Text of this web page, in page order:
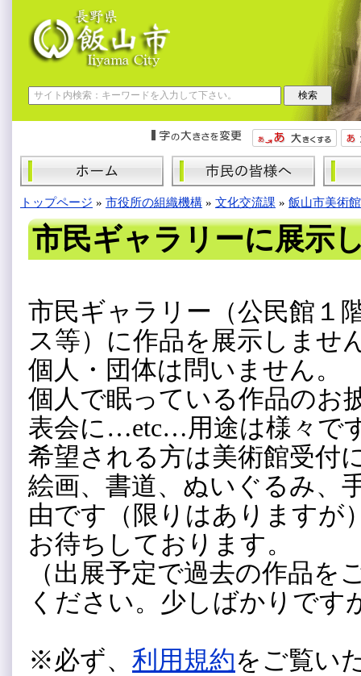
トップページ » 市役所の組織機構 » 文化交流課 » 飯山市美術館
市民ギャラリーに展示
市民ギャラリー（公民館１
ス等）に作品を展示しませ
個人 ・団体は問いません。
個人で眠っている作品のお
表会に…etc…用途は様々で
希望される方は美術館受付
絵画、書道、ぬいぐるみ、
由です（限りはありますが
お待ちしております。
（出展予定で過去の作品
ください。少しばかりで
※必ず、 利用規約をご覧い